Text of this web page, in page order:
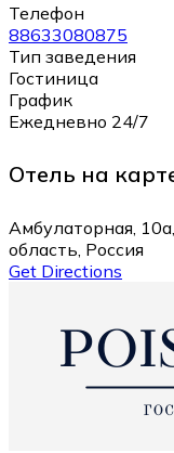
Телефон
88633080875
Тип заведения
Гостиница
График
Ежедневно 24/7
Отель на
Амбулаторная,
область, Россия
Get Directions